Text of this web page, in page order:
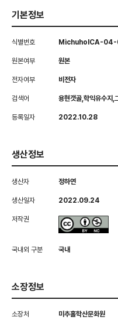
기본정보
식별번호 MichuholCA-
원본여부 원본
전자여부 비전자
검색어 용현갯골,학익유수지,
등록일자 2022.10.28
생산정보
생산자 정하연
생산일자 2022.09.24
저작권
국내외 구분 국내
소장정보
소장처 미추홀학산문화원